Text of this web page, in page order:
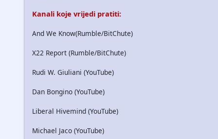
Kanali koje vrijedi pratiti:
And We Know(Rumble/BitChute)
X22 Report (Rumble/BitChute)
Rudi W. Giuliani (YouTube)
Dan Bongino (YouTube)
Liberal Hivemind (YouTube)
Michael Jaco (YouTube)